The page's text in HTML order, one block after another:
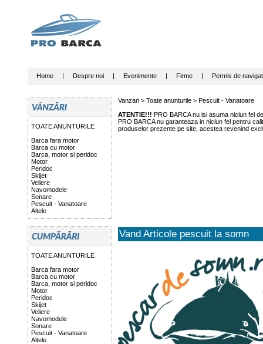
Home| Despre noi| Evenimente| Firme| Permis de
TOATE ANUNTURILE
Barca fara motor
Barca cu motor
Barca, motor si peridoc
Motor
Peridoc
Skijet
Veliere
Navomodele
Sonare
Pescuit - Vanatoare
Altele
TOATE ANUNTURILE
Barca fara motor
Barca cu motor
Barca, motor si peridoc
Motor
Peridoc
Skijet
Veliere
Navomodele
Sonare
Pescuit - Vanatoare
Altele
Vanzari > Toate anunturile> Pescuit - Vanatoare
ATENTIE!!! PRO BARCA nu isi asuma niciun fel
PRO BARCA nu garanteaza in niciun fel pentru
produselor prezente pe site, acestea revenind
Vand Articole pescuit la somn